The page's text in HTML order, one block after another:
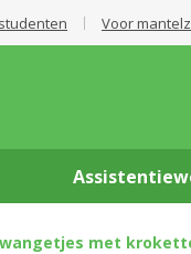
Voor
met